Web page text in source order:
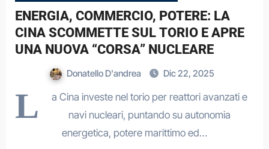
ENERGIA, COMMERCIO, POTERE: LA
CINA SCOMMETTE SUL TORIO E APRE
UNA NUOVA “CORSA” NUCLEARE
Donatello D'andrea Dic 22, 2025
L
a Cina investe nel torio per reattori avanzati e
navi nucleari, puntando su autonomia
energetica, potere marittimo ed…